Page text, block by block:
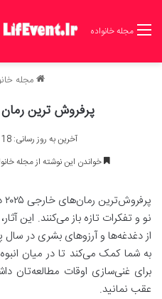
مجله خانواده
مجله
پرفروش ترین رمان
آخرین به روز رسانی: 18 آذر 1404
خواندن این نوشته از مجله خانواده 17 دقیقه طول
نو و تفکرات تازه باز می‌کنند. این
از دغدغه‌ها و آرزوهای بشری در
به شما کمک می‌کند تا در میان
برای غنی‌سازی اوقات مطالعه‌تان
عقب نمانید.